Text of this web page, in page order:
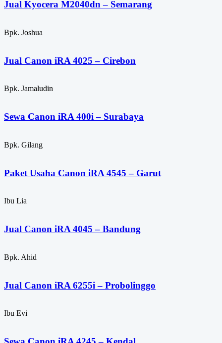
Jual Kyocera M2040dn – Semarang
Bpk. Joshua
Jual Canon iRA 4025 – Cirebon
Bpk. Jamaludin
Sewa Canon iRA 400i – Surabaya
Bpk. Gilang
Paket Usaha Canon iRA 4545 – Garut
Ibu Lia
Jual Canon iRA 4045 – Bandung
Bpk. Ahid
Jual Canon iRA 6255i – Probolinggo
Ibu Evi